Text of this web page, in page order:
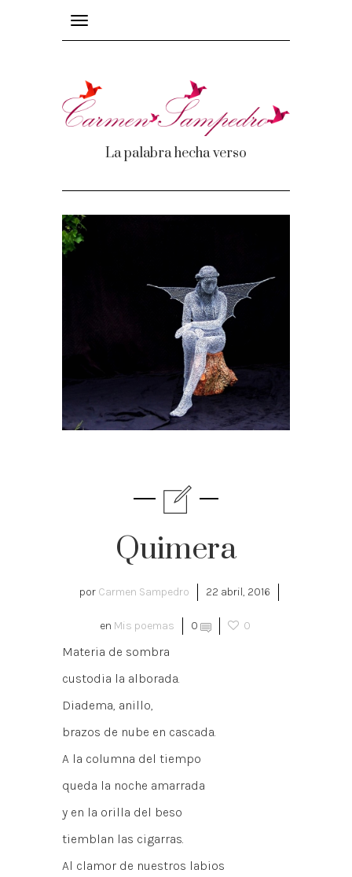
Toggle
navigation
La palabra hecha verso
Quimera
por Carmen Sampedro 22 abril, 2016
en Mis poemas 0 0
Materia de sombra
custodia la alborada.
Diadema, anillo,
brazos de nube en cascada.
A la columna del tiempo
queda la noche amarrada
y en la orilla del beso
tiemblan las cigarras.
Al clamor de nuestros labios